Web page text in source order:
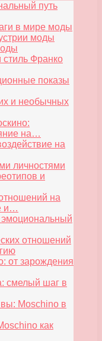
путь
в мире моды
моды
стиль Франко
показы
и необычных
на…
на
личностями
и
на
и…
эмоциональный
отношений
от зарождения
смелый шаг в
Moschino в
как